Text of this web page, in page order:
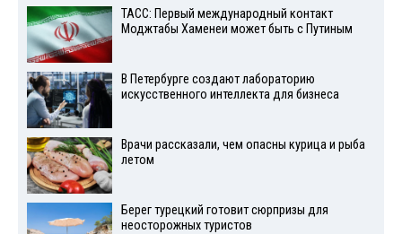
ТАСС: Первый международный контакт
Моджтабы Хаменеи может быть с Путиным
В Петербурге создают лабораторию
искусственного интеллекта для бизнеса
Врачи рассказали, чем опасны курица и рыба
летом
Берег турецкий готовит сюрпризы для
неосторожных туристов